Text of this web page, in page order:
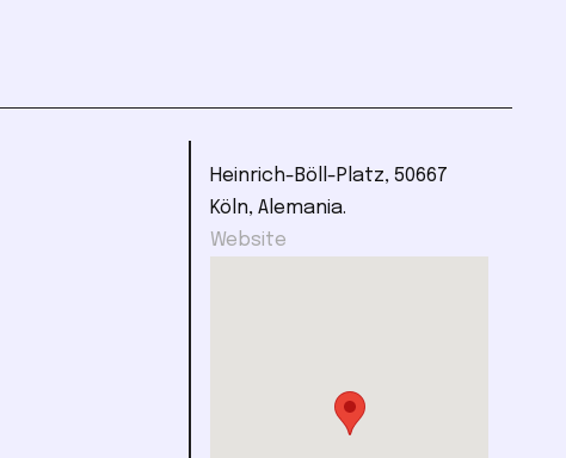
Hein­rich-Böll-Platz, 50667
Köln, Alemania.
Website